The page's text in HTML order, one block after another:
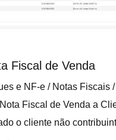
Fiscal de Venda
e NF-e / Notas Fiscais
Fiscal de Venda a
o cliente não